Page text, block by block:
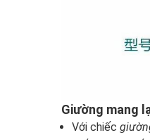
Giường mang
Với chiếc